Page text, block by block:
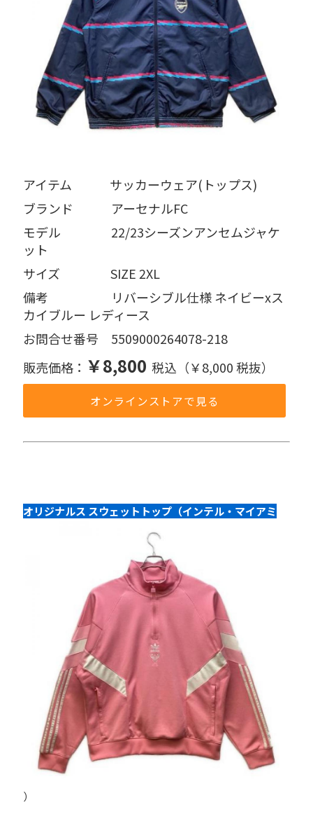
アイテム   サッカーウェア(トップス)
ブランド   アーセナルFC
モデル    22/23シーズンアンセムジャケ
ット
サイズ    SIZE 2XL
備考     リバーシブル仕様 ネイビーxス
カイブルー レディース
お問合せ番号 5509000264078-218
販売価格： ￥8,800 税込（￥8,000 税抜）
オンラインストアで見る
オリジナルス スウェットトップ（インテル・マイアミ
）